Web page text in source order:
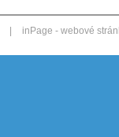
| inPage - webové